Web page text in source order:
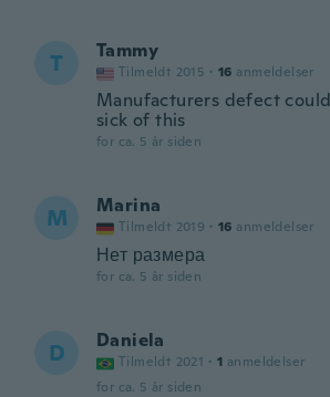
T Tammy
Tilmeldt 2015 · 16 anmeldelser
Manufacturers defect
sick of this
for ca. 5 år siden
M Marina
Tilmeldt 2019 · 16 anmeldelser
Нет размера
for ca. 5 år siden
D Daniela
Tilmeldt 2021 · 1 anmeldelser
for ca. 5 år siden